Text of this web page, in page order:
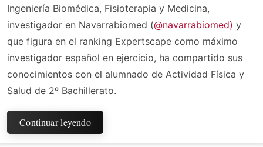
Ingeniería Biomédica, Fisioterapia y Medicina,
investigador en Navarrabiomed (@navarrabiomed) y
que figura en el ranking Expertscape como máximo
investigador español en ejercicio, ha compartido sus
conocimientos con el alumnado de Actividad Física y
Salud de 2º Bachillerato.
Continuar leyendo